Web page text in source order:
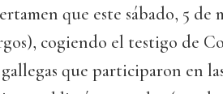
que este sábado, 5 de
cogiendo el testigo de
que participaron en